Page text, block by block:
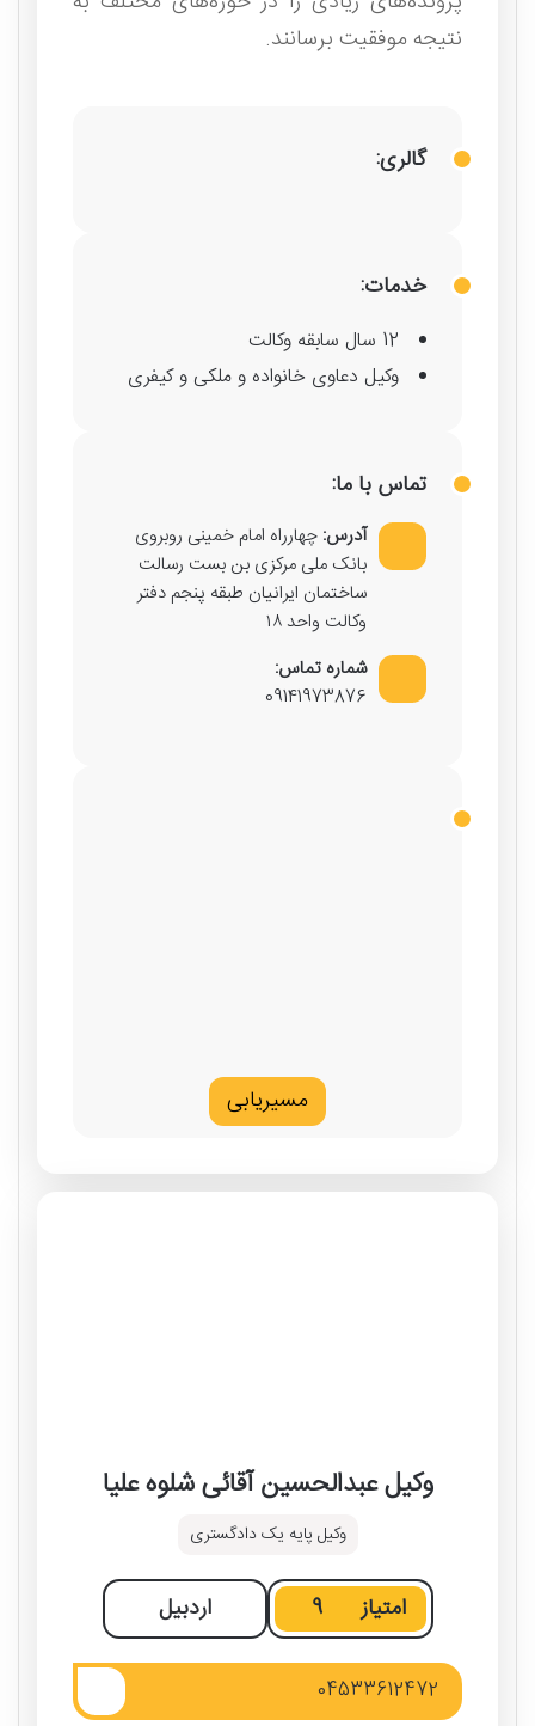
نتیجه موفقیت برسانند.
خدمات:
12 سال سابقه وکالت
وکیل دعاوی خانواده و ملکی و کیفری
تماس با ما:
آدرس: چهارراه امام خمینی روبروی
بانک ملی مرکزی بن بست رسالت
ساختمان ایرانیان طبقه پنجم دفتر
وکالت واحد ۱۸
شماره تماس:
09141973876
مسیریابی
گالری:
وکیل عبدالحسین آقائی شلوه علیا
وکیل پایه یک دادگستری
امتیاز 9 اردبیل
04533612472